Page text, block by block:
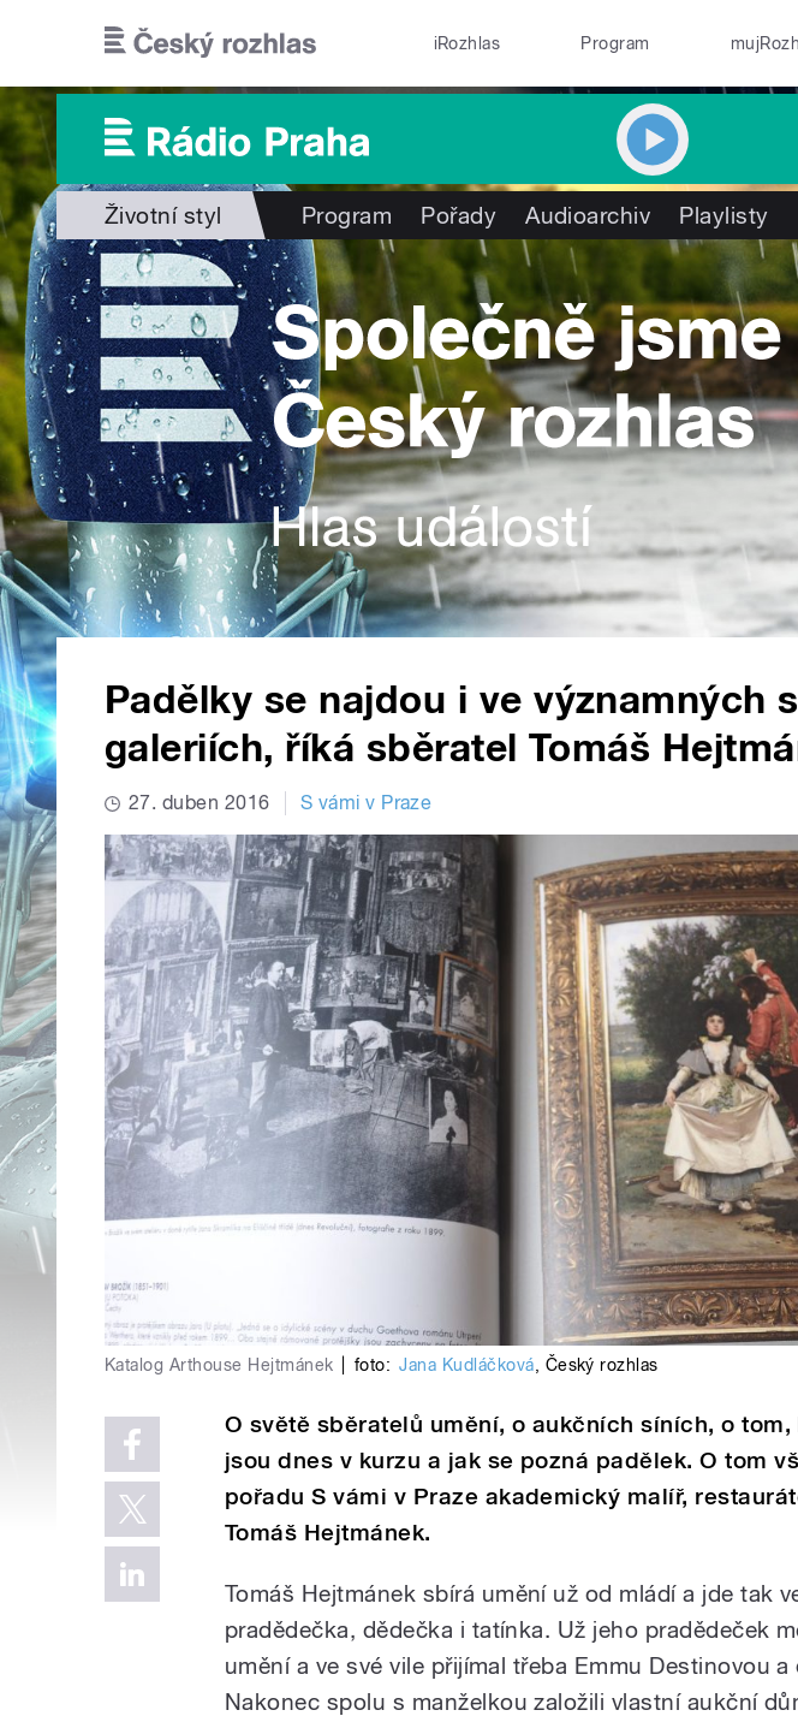
iRozhlas Program
Životní styl Program Pořady Audioarchiv Playlisty
Padělky se najdou i ve významných
galeriích, říká sběratel Tomáš
27. duben 2016 S vámi v Praze
Katalog Arthouse Hejtmánek foto: Jana Kudláčková, Český rozhlas
O světě sběratelů umění, o aukčních síních, o
jsou dnes v kurzu a jak se pozná padělek. O tom
pořadu S vámi v Praze akademický malíř,
Tomáš Hejtmánek.
Tomáš Hejtmánek sbírá umění už od mládí a jde tak
pradědečka, dědečka i tatínka. Už jeho pradědeček
umění a ve své vile přijímal třeba Emmu Destinovou
Nakonec spolu s manželkou založili vlastní aukční